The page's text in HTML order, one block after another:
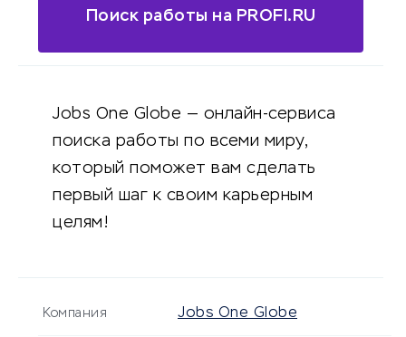
Поиск работы на PROFI.RU
Jobs One Globe — онлайн-сервиса
поиска работы по всеми миру,
который поможет вам сделать
первый шаг к своим карьерным
целям!
Компания Jobs One Globe